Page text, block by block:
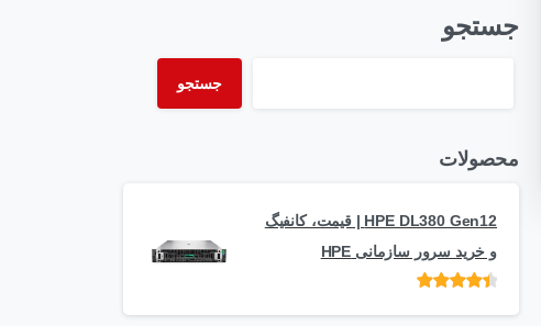
جستجو
جستجو
محصولات
HPE DL380 Gen12 | قیمت، کانفیگ
و خرید سرور سازمانی HPE